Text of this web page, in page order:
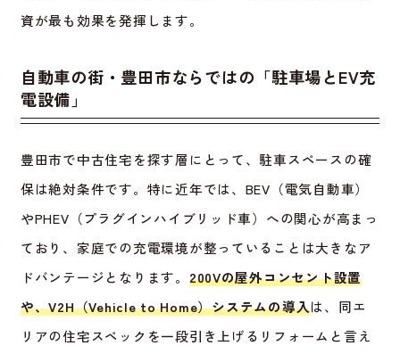
資が最も効果を発揮します。
自動車の街・豊田市ならではの「駐車場とEV充
電設備」
豊田市で中古住宅を探す層にとって、駐車スペースの確
保は絶対条件です。特に近年では、BEV（電気自動車）
やPHEV（プラグインハイブリッド車）への関心が高まっ
ており、家庭での充電環境が整っていることは大きなア
ドバンテージとなります。 200Vの屋外コンセント設置
や、V2H（Vehicle to Home）システムの導入は、同エ
リアの住宅スペックを一段引き上げるリフォームと言え